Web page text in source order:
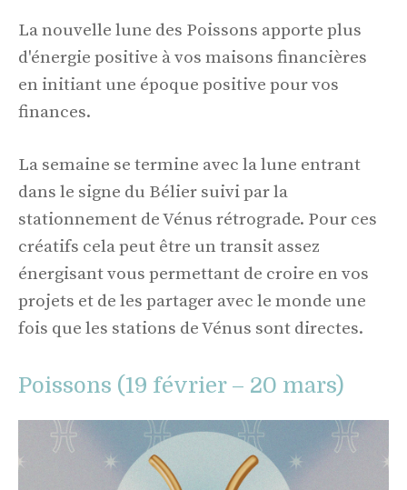
La nouvelle lune des Poissons apporte plus
d'énergie positive à vos maisons financières
en initiant une époque positive pour vos
finances.
La semaine se termine avec la lune entrant
dans le signe du Bélier suivi par la
stationnement de Vénus rétrograde. Pour ces
créatifs cela peut être un transit assez
énergisant vous permettant de croire en vos
projets et de les partager avec le monde une
fois que les stations de Vénus sont directes.
Poissons (19 février – 20 mars)